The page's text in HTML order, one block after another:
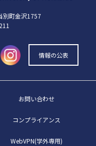
別町金沢1757
情報の公表
お問い合わせ
コンプライアンス
WebVPN(学外専用)